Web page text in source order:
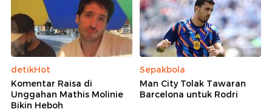
detikHot
Komentar Raisa di
Unggahan Mathis Molinie
Bikin Heboh
Sepakbola
Man City Tolak Tawaran
Barcelona untuk Rodri